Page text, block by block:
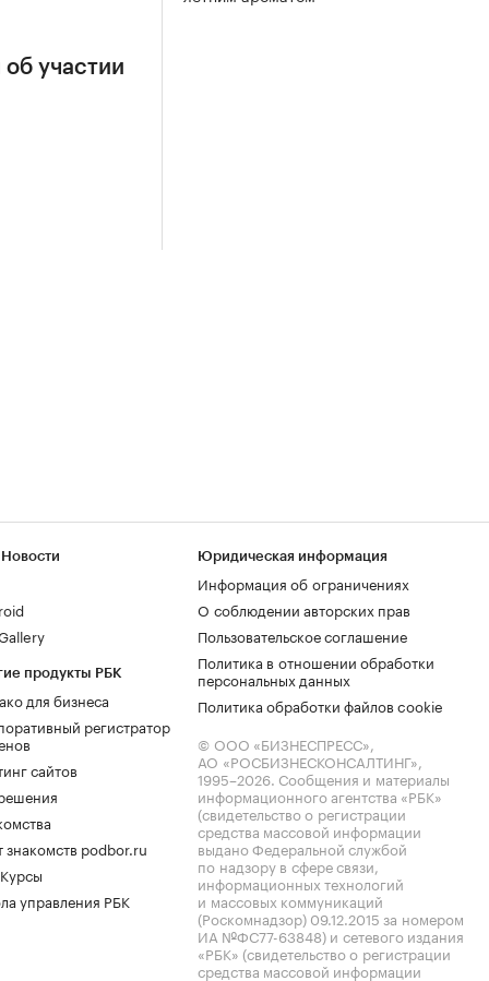
участии
продукты РБК
для бизнеса
регистратор
сайтов
знакомств podbor.ru
управления РБК
Юридическая информация
Информация об ограничениях
О соблюдении авторских прав
Пользовательское соглашение
Политика в отношении обработки
персональных данных
Политика обработки файлов cookie
© ООО «БИЗНЕСПРЕСС»,
АО «РОСБИЗНЕСКОНСАЛТИНГ»,
1995–2026. Сообщения и материалы
информационного агентства «РБК»
(свидетельство о регистрации
средства массовой информации
выдано Федеральной службой
по надзору в сфере связи,
информационных технологий
и массовых коммуникаций
(Роскомнадзор) 09.12.2015 за номером
ИА №ФС77-63848) и сетевого издания
«РБК» (свидетельство о регистрации
средства массовой информации